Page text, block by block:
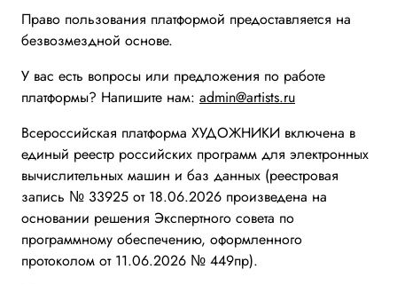
Право пользования платформой предоставляется на
безвозмездной основе.
У вас есть вопросы или предложения по работе
платформы? Напишите нам: admin@artists.ru
Всероссийская платформа ХУДОЖНИКИ включена в
единый реестр российских программ для электронных
вычислительных машин и баз данных (реестровая
запись № 33925 от 18.06.2026 произведена на
основании решения Экспертного совета по
программному обеспечению, оформленного
протоколом от 11.06.2026 № 449пр).